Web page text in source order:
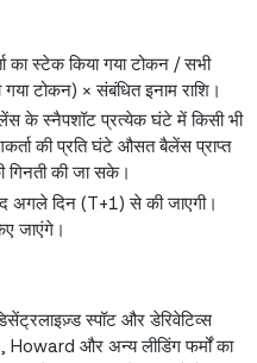
का स्टेक किया गया टोकन / सभी
टोकन) × संबंधित इनाम राशि।
के स्नैपशॉट प्रत्येक घंटे में किसी भी
की प्रति घंटे औसत बैलेंस प्राप्त
गिनती की जा सके।
अगले दिन (T+1) से की जाएगी।
जाएंगे।
स्पॉट और डेरिवेटिव्स
Howard और अन्य लीडिंग फर्मों का